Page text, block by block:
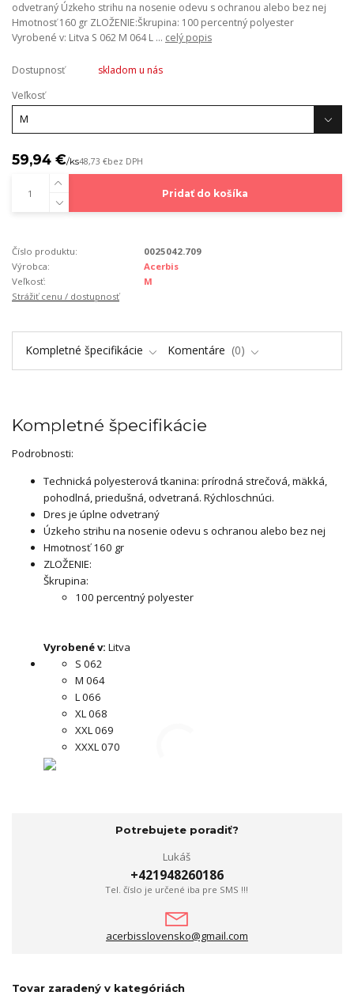
odvetraný Úzkeho strihu na nosenie odevu s ochranou alebo bez nej
Hmotnosť 160 gr ZLOŽENIE:Škrupina: 100 percentný polyester
Vyrobené v: Litva S 062 M 064 L ... celý popis
Dostupnosť
skladom u nás
Veľkosť
59,94 €/ks48,73 €bez DPH
Pridať do košíka
Číslo produktu:
0025042.709
Výrobca:
Acerbis
Veľkosť:
M
Strážiť cenu / dostupnosť
Kompletné špecifikácie Komentáre 0
Kompletné špecifikácie
Podrobnosti:
Technická polyesterová tkanina: prírodná strečová, mäkká,
pohodlná, priedušná, odvetraná. Rýchloschnúci.
Dres je úplne odvetraný
Úzkeho strihu na nosenie odevu s ochranou alebo bez nej
Hmotnosť 160 gr
ZLOŽENIE:
Škrupina:
100 percentný polyester
Vyrobené v: Litva
S 062
M 064
L 066
XL 068
XXL 069
XXXL 070
Potrebujete poradiť?
Lukáš
+421948260186
Tel. číslo je určené iba pre SMS !!!
acerbisslovensko@gmail.com
Tovar zaradený v kategóriách